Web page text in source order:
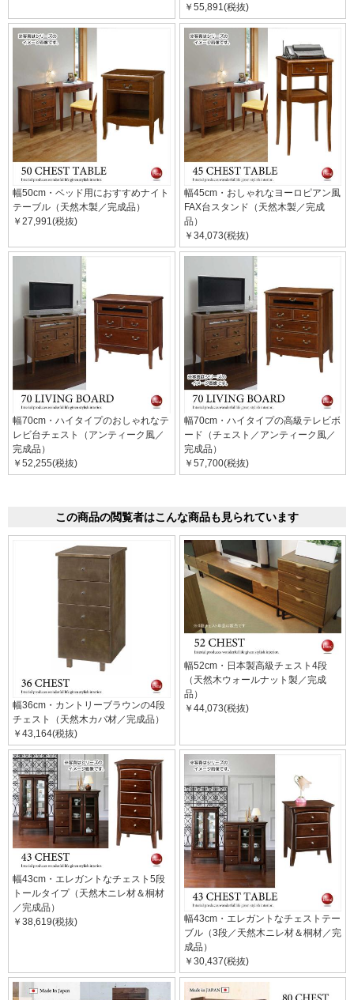
￥55,891(税抜)
幅50cm・ベッド用におすすめナイト
テーブル（天然木製／完成品）
￥27,991(税抜)
幅45cm・おしゃれなヨーロピアン風
FAX台スタンド（天然木製／完成
品）
￥34,073(税抜)
幅70cm・ハイタイプのおしゃれなテ
レビ台チェスト（アンティーク風／
完成品）
￥52,255(税抜)
幅70cm・ハイタイプの高級テレビボ
ード（チェスト／アンティーク風／
完成品）
￥57,700(税抜)
この商品の閲覧者はこんな商品も見られています
幅36cm・カントリーブラウンの4段
チェスト（天然木カバ材／完成品）
￥43,164(税抜)
幅52cm・日本製高級チェスト4段
（天然木ウォールナット製／完成
品）
￥44,073(税抜)
幅43cm・エレガントなチェスト5段
トールタイプ（天然木ニレ材＆桐材
／完成品）
￥38,619(税抜)
幅43cm・エレガントなチェストテー
ブル（3段／天然木ニレ材＆桐材／完
成品）
￥30,437(税抜)